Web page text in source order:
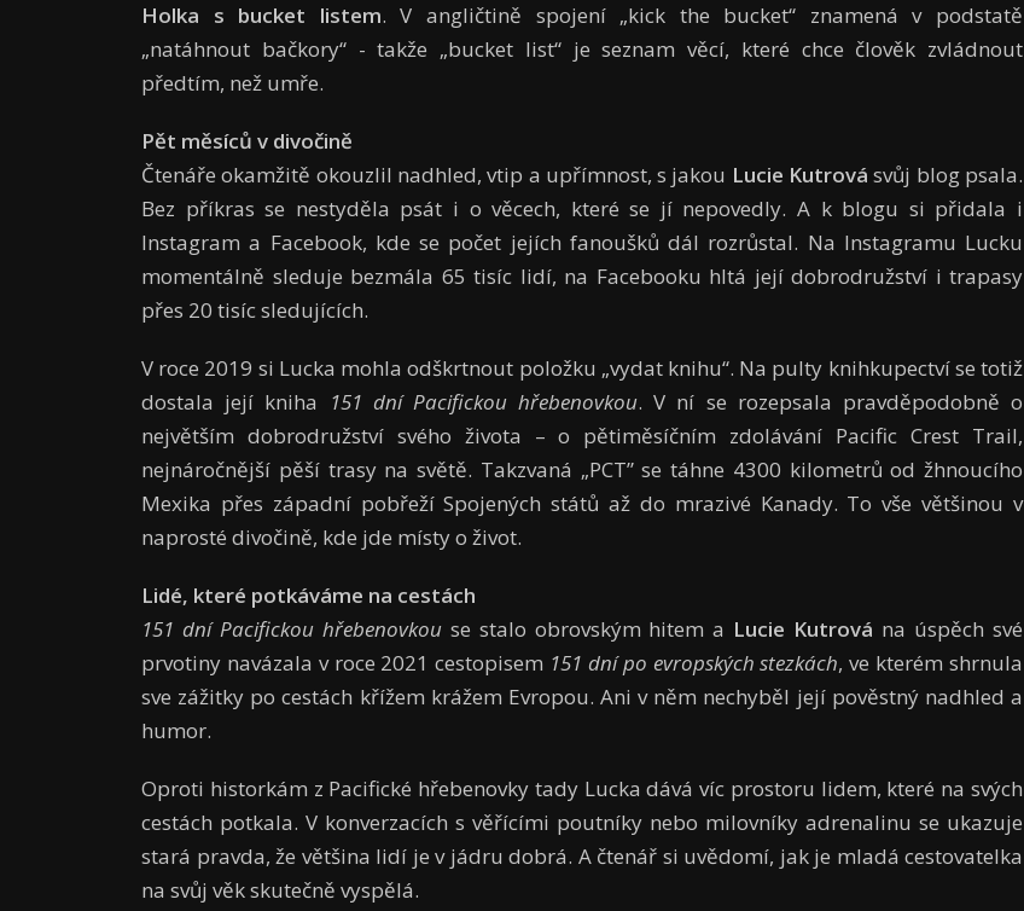
Holka s bucket listem. V angličtině spojení „kick the bucket“ znamená v podstatě
„natáhnout bačkory“ - takže „bucket list“ je seznam věcí, které chce člověk zvládnout
předtím, než umře.
Pět měsíců v divočině
Čtenáře okamžitě okouzlil nadhled, vtip a upřímnost, s jakou Lucie Kutrová svůj blog psala.
Bez příkras se nestyděla psát i o věcech, které se jí nepovedly. A k blogu si přidala i
Instagram a Facebook, kde se počet jejích fanoušků dál rozrůstal. Na Instagramu Lucku
momentálně sleduje bezmála 65 tisíc lidí, na Facebooku hltá její dobrodružství i trapasy
přes 20 tisíc sledujících.
V roce 2019 si Lucka mohla odškrtnout položku „vydat knihu“. Na pulty knihkupectví se totiž
dostala její kniha
151 dní Pacifickou hřebenovkou. V ní se rozepsala pravděpodobně o
největším dobrodružství svého života – o pětiměsíčním zdolávání Pacific Crest Trail,
nejnáročnější pěší trasy na světě. Takzvaná „PCT” se táhne 4300 kilometrů od žhnoucího
Mexika přes západní pobřeží Spojených států až do mrazivé Kanady. To vše většinou v
naprosté divočině, kde jde místy o život.
Lidé, které potkáváme na cestách
151 dní Pacifickou hřebenovkouse stalo obrovským hitem a Lucie Kutrová na úspěch své
prvotiny navázala v roce 2021 cestopisem 151 dní po evropských stezkách, ve kterém shrnula
sve zážitky po cestách křížem krážem Evropou. Ani v něm nechyběl její pověstný nadhled a
humor.
Oproti historkám z Pacifické hřebenovky tady Lucka dává víc prostoru lidem, které na svých
cestách potkala. V konverzacích s věřícími poutníky nebo milovníky adrenalinu se ukazuje
stará pravda, že většina lidí je v jádru dobrá. A čtenář si uvědomí, jak je mladá cestovatelka
na svůj věk skutečně vyspělá.